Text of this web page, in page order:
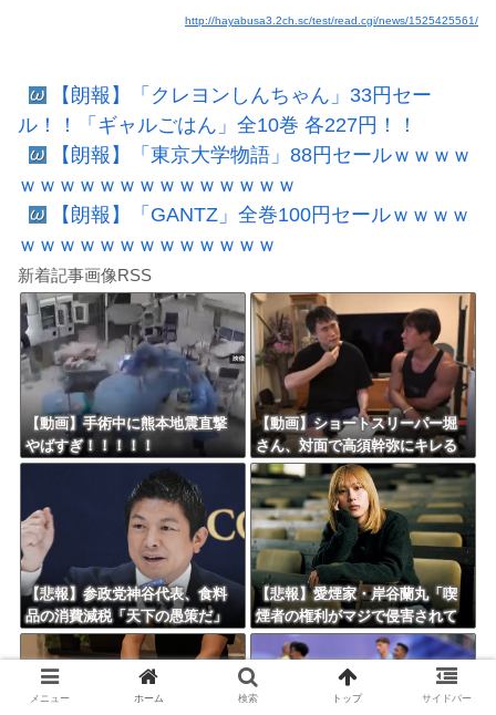
http://hayabusa3.2ch.sc/test/read.cgi/news/1525425561/
【朗報】「クレヨンしんちゃん」33円セー
ル！！「ギャルごはん」全10巻 各227円！！
【朗報】「東京大学物語」88円セールｗｗｗｗ
ｗｗｗｗｗｗｗｗｗｗｗｗｗｗ
【朗報】「GANTZ」全巻100円セールｗｗｗｗ
ｗｗｗｗｗｗｗｗｗｗｗｗｗ
新着記事画像RSS
【動画】手術中に熊本地震直撃
やばすぎ！！！！！
【動画】ショートスリーパー堀
さん、対面で高須幹弥にキレる
ｗｗｗｗｗｗｗｗｗ
【悲報】参政党神谷代表、食料
品の消費減税「天下の愚策だ」
と批判ｗｗｗｗｗｗｗｗｗｗｗ
ｗ
【悲報】愛煙家・岸谷蘭丸「喫
煙者の権利がマジで侵害されて
る」と私見 「いくら税金を
我々が払ってるんだと」
メニュー ホーム 検索 トップ サイドバー